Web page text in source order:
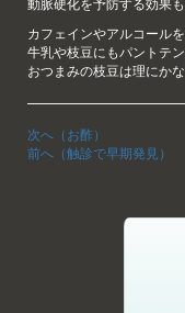
動脈硬化を予防する効果
カフェインやアルコール
牛乳や枝豆にもパントテ
おつまみの枝豆は理にかな
次へ（お酢）
前へ（触診で早期発見）